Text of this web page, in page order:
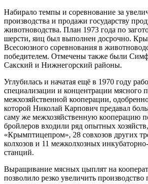
Набирало темпы и соревнование за
производства и продажи государству
животноводства. План 1973 года по
шерсти, яиц был выполнен досрочно.
Всесоюзного соревнования в
победителем. Отмечены также были
Сакский и Нижнегорский районы.
Углубилась и начатая ещё в 1970 году
специализации и концентрации мясного
межхозяйственной кооперации,
которой Николай Карпович предавал
саму же межхозяйственную кооперацию
бройлеров входили ряд опытных хозяйств,
«Крымптицепром», 28 совхозов других
колхозов и 11 межколхозных
станций.
Выращивание мясных цыплят на
позволило резко увеличить производство